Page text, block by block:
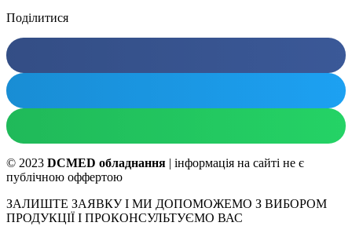
Поділитися
© 2023 DCMED обладнання | інформація на сайті не є
публічною оффертою
ЗАЛИШТЕ ЗАЯВКУ І МИ ДОПОМОЖЕМО З ВИБОРОМ
ПРОДУКЦІЇ І ПРОКОНСУЛЬТУЄМО ВАС